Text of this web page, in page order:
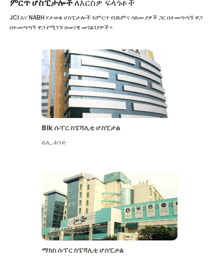
ምርጥ ሆስፒታሎችለእርስዎ ፍላጎቶች
JCI እና NABH የታወቁ ሆስፒታሎች ከምርጥ የህክምና ባለሙያዎች ጋር በተመጣጣኝ ዋጋ
በተመጣጣኝ ዋጋ የሚገኙ ዘመናዊ መገልገያዎች።
Blk ሱፐር ስፔሻሊቲ ሆስፒታል
ዴሊ,ሕንድ
ማክስ ሱፐር ስፔሻሊቲ ሆስፒታል